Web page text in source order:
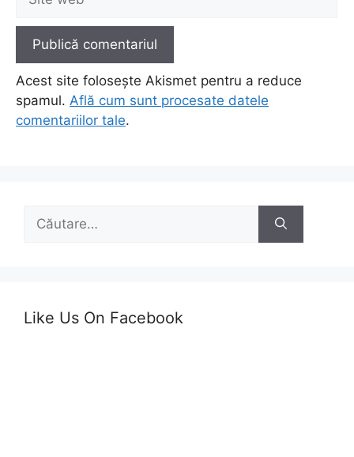
web
Acest site folosește Akismet pentru a reduce
spamul. Află cum sunt procesate datele
comentariilor tale.
Caută
Like Us On Facebook